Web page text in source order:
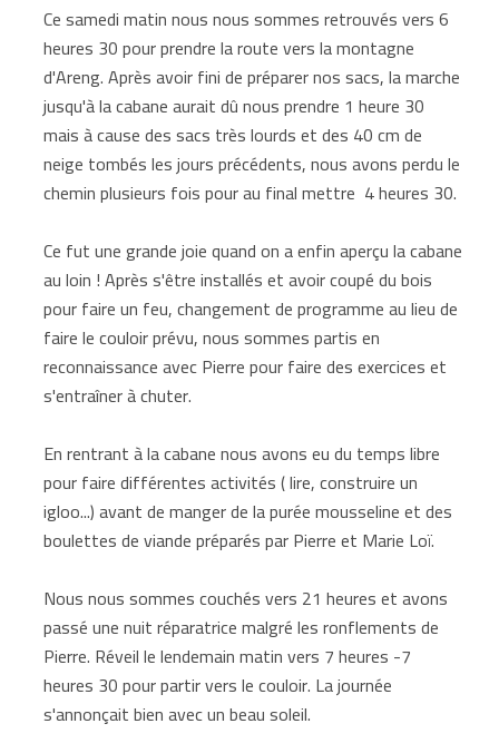
Ce samedi matin nous nous sommes retrouvés vers 6
heures 30 pour prendre la route vers la montagne
d'Areng. Après avoir fini de préparer nos sacs, la marche
jusqu'à la cabane aurait dû nous prendre 1 heure 30
mais à cause des sacs très lourds et des 40 cm de
neige tombés les jours précédents, nous avons perdu le
chemin plusieurs fois pour au final mettre 4 heures 30.
Ce fut une grande joie quand on a enfin aperçu la cabane
au loin ! Après s'être installés et avoir coupé du bois
pour faire un feu, changement de programme au lieu de
faire le couloir prévu, nous sommes partis en
reconnaissance avec Pierre pour faire des exercices et
s'entraîner à chuter.
En rentrant à la cabane nous avons eu du temps libre
pour faire différentes activités ( lire, construire un
igloo...) avant de manger de la purée mousseline et des
boulettes de viande préparés par Pierre et Marie Loï.
Nous nous sommes couchés vers 21 heures et avons
passé une nuit réparatrice malgré les ronflements de
Pierre. Réveil le lendemain matin vers 7 heures -7
heures 30 pour partir vers le couloir. La journée
s'annonçait bien avec un beau soleil.